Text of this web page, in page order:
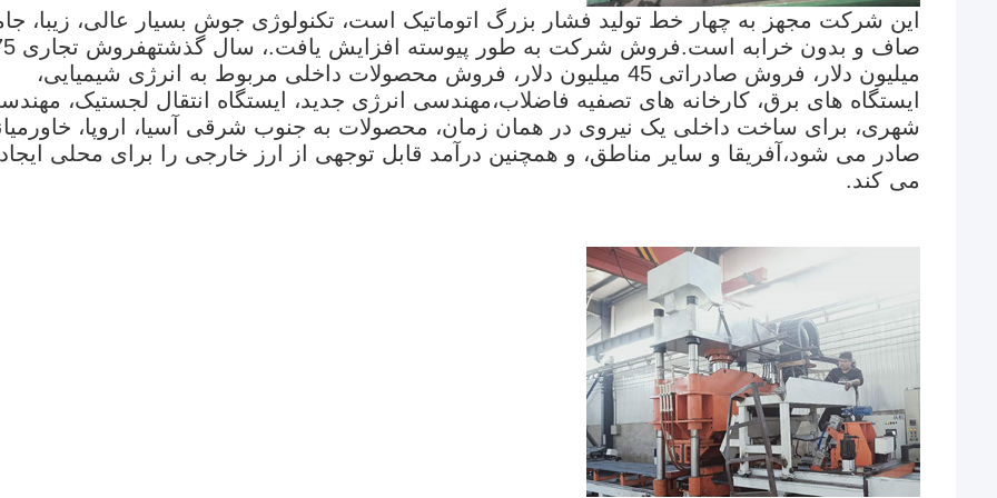
این شرکت مجهز به چهار خط تولید فشار بزرگ اتوماتیک است، تکنولوژی جوش بسیار عالی، زیبا،
صاف و بدون خرابه است.فروش شرکت به طور پیوسته افزایش یافت.، سال گذشته
فروش
میلیون دلار، فروش صادراتی 45 میلیون دلار، فروش محصولات داخلی مربوط به انرژی شیمیایی،
ایستگاه های برق، کارخانه های تصفیه فاضلاب،مهندسی انرژی جدید، ایستگاه انتقال لجستیک،
شهری، برای ساخت داخلی یک نیروی در همان زمان، محصولات به جنوب شرقی آسیا، اروپا،
صادر می شود،آفریقا و سایر مناطق، و همچنین درآمد قابل توجهی از ارز خارجی را برای محلی ایجاد
می کند.